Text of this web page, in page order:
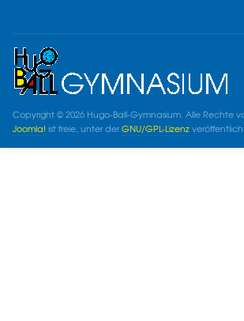
Copyright © 2026 Hugo-Ball-Gymnasium. Alle Rechte
Joomla! ist freie, unter derGNU/GPL-Lizenz